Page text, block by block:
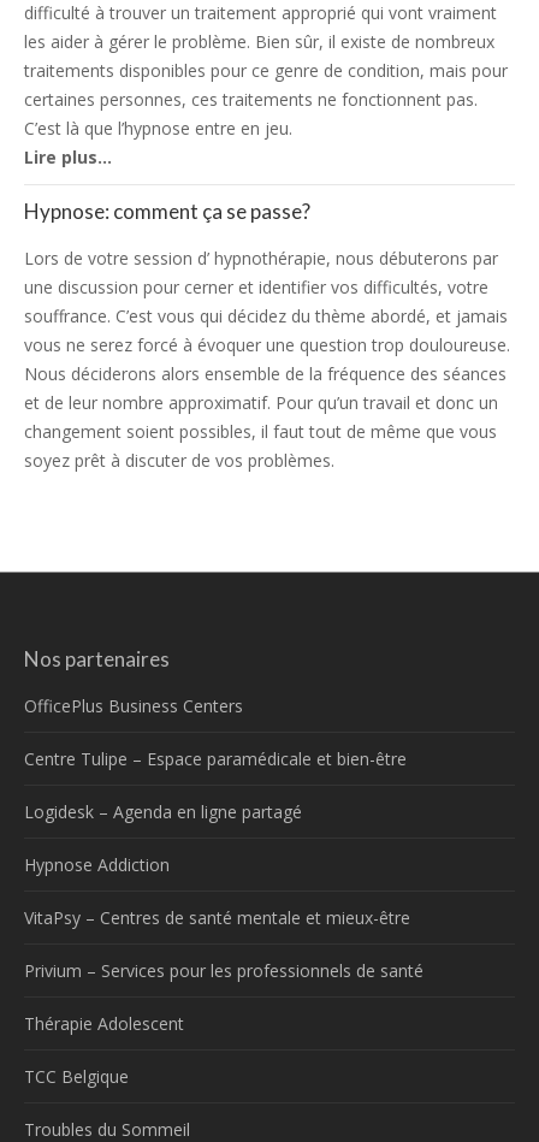
difficulté à trouver un traitement approprié qui vont vraiment
les aider à gérer le problème. Bien sûr, il existe de nombreux
traitements disponibles pour ce genre de condition, mais pour
certaines personnes, ces traitements ne fonctionnent pas.
C’est là que l’hypnose entre en jeu.
Lire plus…
Hypnose: comment ça se passe?
Lors de votre session d’ hypnothérapie, nous débuterons par
une discussion pour cerner et identifier vos difficultés, votre
souffrance. C’est vous qui décidez du thème abordé, et jamais
vous ne serez forcé à évoquer une question trop douloureuse.
Nous déciderons alors ensemble de la fréquence des séances
et de leur nombre approximatif. Pour qu’un travail et donc un
changement soient possibles, il faut tout de même que vous
soyez prêt à discuter de vos problèmes.
Nos partenaires
OfficePlus Business Centers
Centre Tulipe – Espace paramédicale et bien-être
Logidesk – Agenda en ligne partagé
Hypnose Addiction
VitaPsy – Centres de santé mentale et mieux-être
Privium – Services pour les professionnels de santé
Thérapie Adolescent
TCC Belgique
Troubles du Sommeil